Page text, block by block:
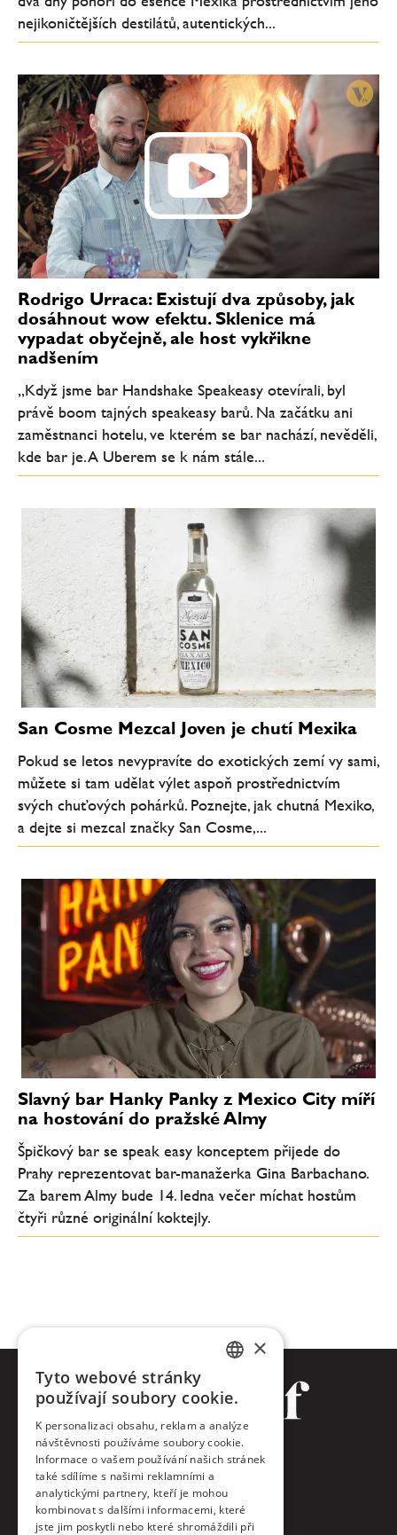
nejikoničtějších destilátů, autentických...
Rodrigo Urraca: Existují dva způsoby, jak
dosáhnout wow efektu. Sklenice má
vypadat obyčejně, ale host vykřikne
nadšením
„Když jsme bar Handshake Speakeasy otevírali, byl
právě boom tajných speakeasy barů. Na začátku ani
zaměstnanci hotelu, ve kterém se bar nachází, nevěděli,
kde bar je. A Uberem se k nám stále...
San Cosme Mezcal Joven je chutí Mexika
Pokud se letos nevypravíte do exotických zemí vy sami,
můžete si tam udělat výlet aspoň prostřednictvím
svých chuťových pohárků. Poznejte, jak chutná Mexiko,
a dejte si mezcal značky San Cosme,...
Slavný bar Hanky Panky z Mexico City míří
na hostování do pražské Almy
Špičkový bar se speak easy konceptem přijede do
Prahy reprezentovat bar-manažerka Gina Barbachano.
Za barem Almy bude 14. ledna večer míchat hostům
čtyři různé originální koktejly.
Facebook
Twitter
ENGLISH
×
Tyto webové stránky
používají soubory cookie.
K personalizaci obsahu, reklam a analýze
návštěvnosti používáme soubory cookie.
Informace o vašem používání našich stránek
také sdílíme s našimi reklamními a
analytickými partnery, kteří je mohou
kombinovat s dalšími informacemi, které
jste jim poskytli nebo které shromáždili při